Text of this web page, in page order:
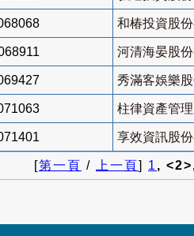
和椿投資股
河清海晏股
秀滿客娛樂
柱律資產管
享效資訊股
[第一頁 / 上一頁] 1,